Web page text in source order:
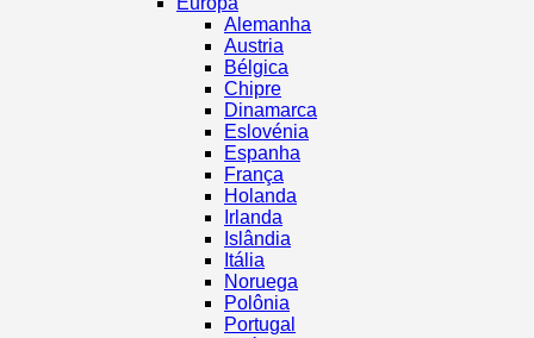
Alemanha
Austria
Bélgica
Chipre
Dinamarca
Eslovénia
Espanha
França
Holanda
Irlanda
Islândia
Itália
Noruega
Polônia
Portugal